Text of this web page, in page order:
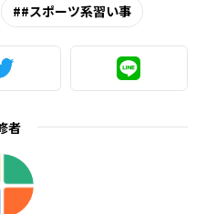
#スポーツ系習い事
者